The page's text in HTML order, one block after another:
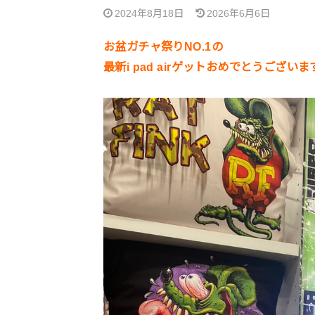
2024年8月18日 2026年6月6日
お盆ガチャ祭りNO.1の
最新i pad airゲットおめでとうございま